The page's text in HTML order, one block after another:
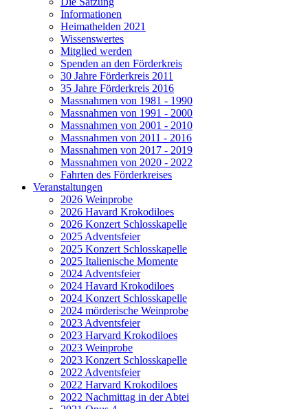
Informationen
Heimathelden 2021
Wissenswertes
Mitglied werden
Spenden an den Förderkreis
30 Jahre Förderkreis 2011
35 Jahre Förderkreis 2016
Massnahmen von 1981 - 1990
Massnahmen von 1991 - 2000
Massnahmen von 2001 - 2010
Massnahmen von 2011 - 2016
Massnahmen von 2017 - 2019
Massnahmen von 2020 - 2022
Fahrten des Förderkreises
Veranstaltungen
2026 Weinprobe
2026 Havard Krokodiloes
2026 Konzert Schlosskapelle
2025 Adventsfeier
2025 Konzert Schlosskapelle
2025 Italienische Momente
2024 Adventsfeier
2024 Havard Krokodiloes
2024 Konzert Schlosskapelle
2024 mörderische Weinprobe
2023 Adventsfeier
2023 Harvard Krokodiloes
2023 Weinprobe
2023 Konzert Schlosskapelle
2022 Adventsfeier
2022 Harvard Krokodiloes
2022 Nachmittag in der Abtei